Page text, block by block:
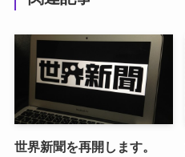
世界新聞を再開します。